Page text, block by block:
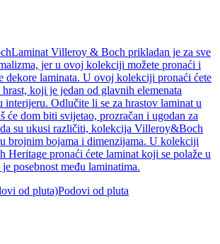
Laminat Villeroy & Boch prikladan je za sve
jer u ovoj kolekciji možete pronaći i
dekore laminata. U ovoj kolekciji pronaći ćete
koji je jedan od glavnih elemenata
interijeru. Odlučite li se za hrastov laminat u
će dom biti svijetao, prozračan i ugodan za
su ukusi različiti, kolekcija Villeroy&Boch
brojnim bojama i dimenzijama. U kolekciji
Heritage pronaći ćete laminat koji se polaže u
posebnost među laminatima.
od pluta)Podovi od pluta